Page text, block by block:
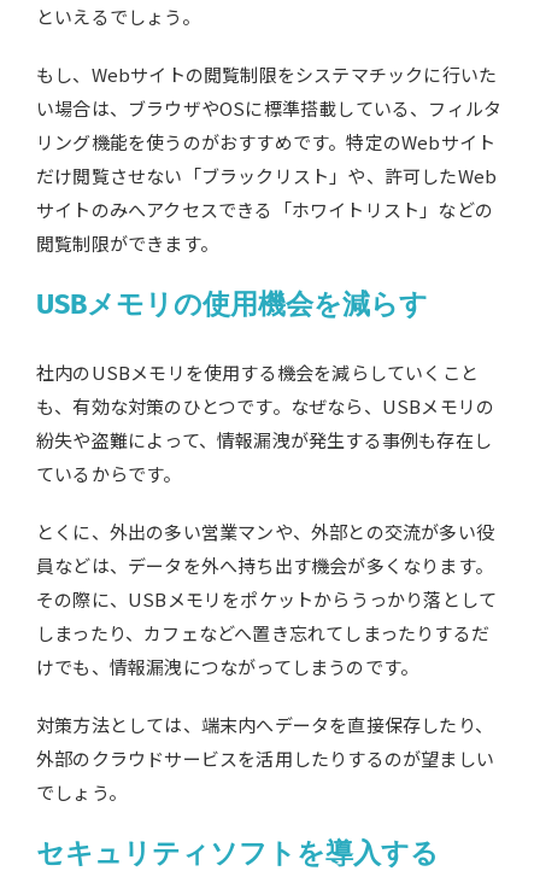
といえるでしょう。
もし、Webサイトの閲覧制限をシステマチックに行いた
い場合は、ブラウザやOSに標準搭載している、フィルタ
リング機能を使うのがおすすめです。特定のWebサイト
だけ閲覧させない「ブラックリスト」や、許可したWeb
サイトのみへアクセスできる「ホワイトリスト」などの
閲覧制限ができます。
USBメモリの使用機会を減らす
社内のUSBメモリを使用する機会を減らしていくこと
も、有効な対策のひとつです。なぜなら、USBメモリの
紛失や盗難によって、情報漏洩が発生する事例も存在し
ているからです。
とくに、外出の多い営業マンや、外部との交流が多い役
員などは、データを外へ持ち出す機会が多くなります。
その際に、USBメモリをポケットからうっかり落として
しまったり、カフェなどへ置き忘れてしまったりするだ
けでも、情報漏洩につながってしまうのです。
対策方法としては、端末内へデータを直接保存したり、
外部のクラウドサービスを活用したりするのが望ましい
でしょう。
セキュリティソフトを導入する